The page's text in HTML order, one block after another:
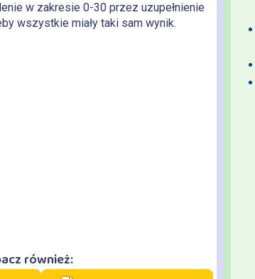
w zakresie 0-30 przez uzupełnienie
wszystkie miały taki sam wynik.
również: